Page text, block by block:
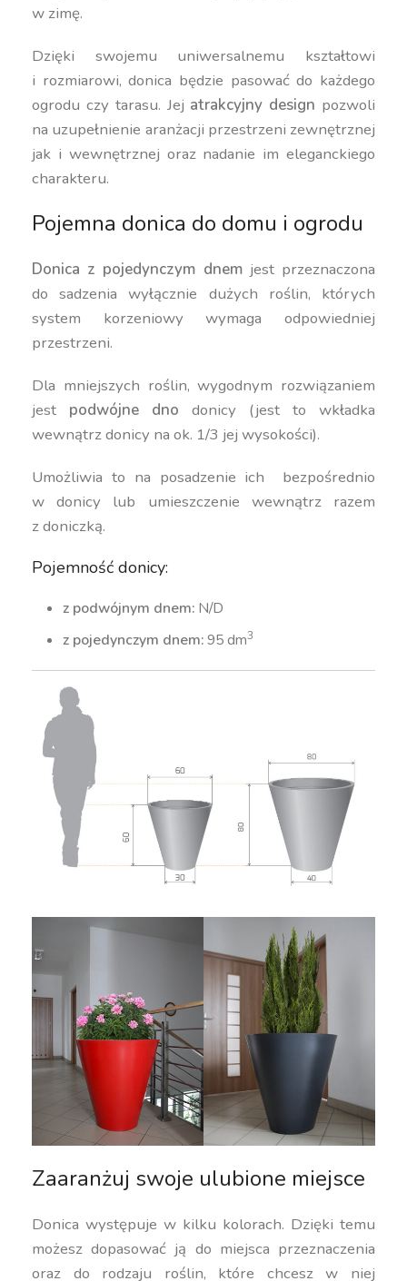
w zimę.
Dzięki swojemu uniwersalnemu kształtowi
i rozmiarowi, donica będzie pasować do każdego
ogrodu czy tarasu. Jej atrakcyjny design pozwoli
na uzupełnienie aranżacji przestrzeni zewnętrznej
jak i wewnętrznej oraz nadanie im eleganckiego
charakteru.
Pojemna donica do domu i ogrodu
Donica z pojedynczym dnemjest przeznaczona
do sadzenia wyłącznie dużych roślin, których
system korzeniowy wymaga odpowiedniej
przestrzeni.
Dla mniejszych roślin, wygodnym rozwiązaniem
jest podwójne dno donicy (jest to wkładka
wewnątrz donicy na ok. 1/3 jej wysokości).
Umożliwia to na posadzenie ich bezpośrednio
w donicy lub umieszczenie wewnątrz razem
z doniczką.
Pojemność donicy:
z podwójnym dnem: N/D
z pojedynczym dnem:95 dm3
Zaaranżuj swoje ulubione miejsce
Donica występuje w kilku kolorach. Dzięki temu
możesz dopasować ją do miejsca przeznaczenia
oraz do rodzaju roślin, które chcesz w niej